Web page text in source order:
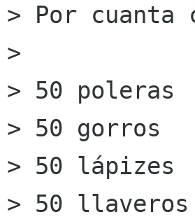
> Por cuanta
>
> 50 poleras
> 50 gorros
> 50 lápizes
> 50 llaveros